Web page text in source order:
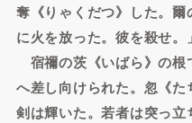
奪《りゃくだつ》した。爾
に火を放った。彼を殺せ。」
宿禰の茨《いばら》の根
へ差し向けられた。忽《
剣は輝いた。若者は突っ